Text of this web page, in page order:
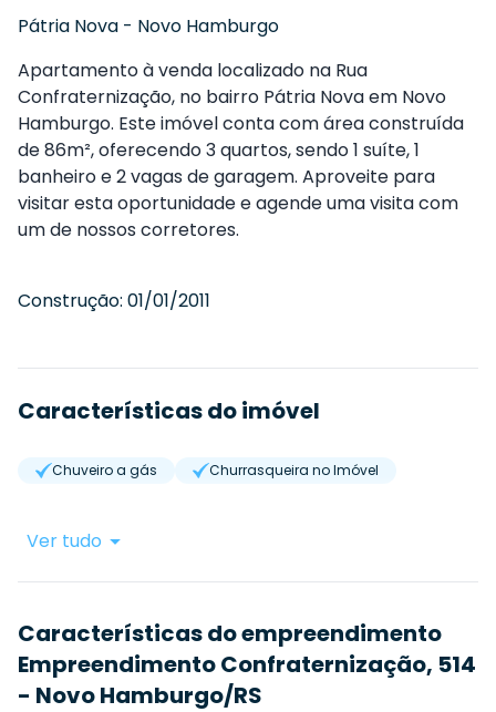
Pátria Nova - Novo Hamburgo
Apartamento à venda localizado na Rua
Confraternização, no bairro Pátria Nova em Novo
Hamburgo. Este imóvel conta com área construída
de 86m², oferecendo 3 quartos, sendo 1 suíte, 1
banheiro e 2 vagas de garagem. Aproveite para
visitar esta oportunidade e agende uma visita com
um de nossos corretores.
Construção: 01/01/2011
Características do imóvel
Chuveiro a gás Churrasqueira no Imóvel
Ver tudo
Características do empreendimento
Empreendimento Confraternização, 514
- Novo Hamburgo/RS